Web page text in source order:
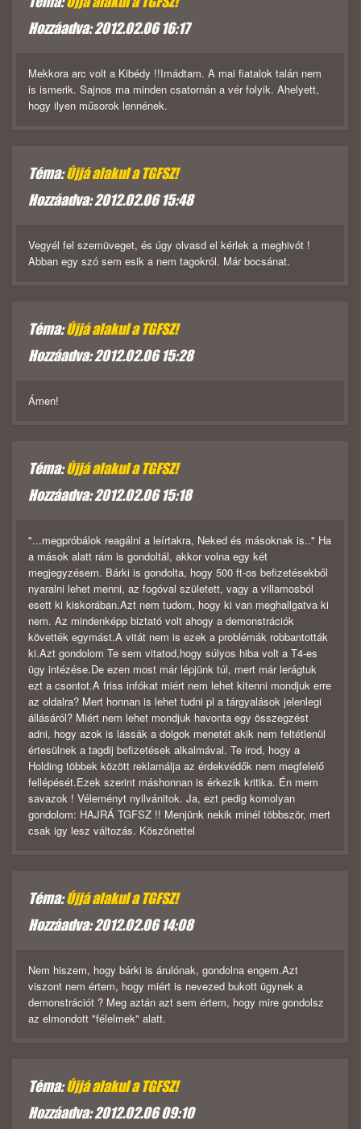
Hozzáadva: 2012.02.06 16:17
Mekkora arc volt a Kibédy !!Imádtam. A mai fiatalok talán nem
is ismerik. Sajnos ma minden csatornán a vér folyik. Ahelyett,
hogy ilyen műsorok lennének.
Téma:Újjá alakul a TGFSZ!
Hozzáadva: 2012.02.06 15:48
Vegyél fel szemüveget, és úgy olvasd el kérlek a meghivót !
Abban egy szó sem esik a nem tagokról. Már bocsánat.
Téma:Újjá alakul a TGFSZ!
Hozzáadva: 2012.02.06 15:28
Ámen!
Téma:Újjá alakul a TGFSZ!
Hozzáadva: 2012.02.06 15:18
"...megpróbálok reagálni a leírtakra, Neked és másoknak is.." Ha
a mások alatt rám is gondoltál, akkor volna egy két
megjegyzésem. Bárki is gondolta, hogy 500 ft-os befizetésekből
nyaralni lehet menni, az fogóval született, vagy a villamosból
esett ki kiskorában.Azt nem tudom, hogy ki van meghallgatva ki
nem. Az mindenképp biztató volt ahogy a demonstrációk
követték egymást.A vitát nem is ezek a problémák robbantották
ki.Azt gondolom Te sem vitatod,hogy súlyos hiba volt a T4-es
ügy intézése.De ezen most már lépjünk túl, mert már lerágtuk
ezt a csontot.A friss infókat miért nem lehet kitenni mondjuk erre
az oldalra? Mert honnan is lehet tudni pl a tárgyalások jelenlegi
állásáról? Miért nem lehet mondjuk havonta egy összegzést
adni, hogy azok is lássák a dolgok menetét akik nem feltétlenül
értesülnek a tagdij befizetések alkalmával. Te irod, hogy a
Holding többek között reklamálja az érdekvédők nem megfelelő
fellépését.Ezek szerint máshonnan is érkezik kritika. Én mem
savazok ! Véleményt nyilvánitok. Ja, ezt pedig komolyan
gondolom: HAJRÁ TGFSZ !! Menjünk nekik minél többször, mert
csak igy lesz változás. Köszönettel
Téma:Újjá alakul a TGFSZ!
Hozzáadva: 2012.02.06 14:08
Nem hiszem, hogy bárki is árulónak, gondolna engem.Azt
viszont nem értem, hogy miért is nevezed bukott ügynek a
demonstrációt ? Meg aztán azt sem értem, hogy mire gondolsz
az elmondott "félelmek" alatt.
Téma:Újjá alakul a TGFSZ!
Hozzáadva: 2012.02.06 09:10